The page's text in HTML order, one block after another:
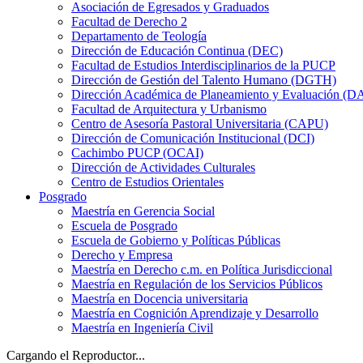
Asociación de Egresados y Graduados
Facultad de Derecho 2
Departamento de Teología
Dirección de Educación Continua (DEC)
Facultad de Estudios Interdisciplinarios de la PUCP
Dirección de Gestión del Talento Humano (DGTH)
Dirección Académica de Planeamiento y Evaluación
Facultad de Arquitectura y Urbanismo
Centro de Asesoría Pastoral Universitaria (CAPU)
Dirección de Comunicación Institucional (DCI)
Cachimbo PUCP (OCAI)
Dirección de Actividades Culturales
Centro de Estudios Orientales
Posgrado
Maestría en Gerencia Social
Escuela de Posgrado
Escuela de Gobierno y Políticas Públicas
Derecho y Empresa
Maestría en Derecho c.m. en Política Jurisdiccional
Maestría en Regulación de los Servicios Públicos
Maestría en Docencia universitaria
Maestría en Cognición Aprendizaje y Desarrollo
Maestría en Ingeniería Civil
Cargando el Reproductor...